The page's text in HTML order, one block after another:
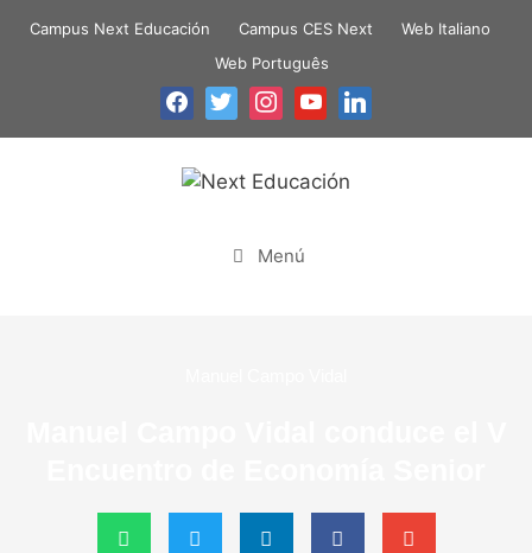
Campus Next Educación Campus CES Next
Web Italiano
Web Português
Menú